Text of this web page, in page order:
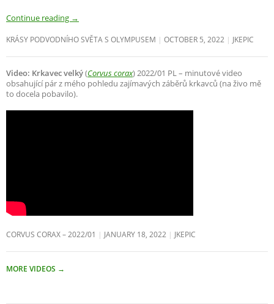
Continue reading →
KRÁSY PODVODNÍHO SVĚTA S OLYMPUSEM OCTOBER 5, 2022 JKEPIC
Video: Krkavec velký(Corvus corax) 2022/01 PL – minutové video
obsahující pár z mého pohledu zajímavých záběrů krkavců (na živo mě
to docela pobavilo).
CORVUS CORAX – 2022/01 JANUARY 18, 2022 JKEPIC
MORE VIDEOS →